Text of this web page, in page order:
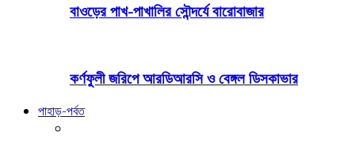
বাওড়ের পাখ-পাখালির সৌন্দর্যে বারোবাজার
কর্ণফুলী জরিপে আরডিআরসি ও বেঙ্গল ডিসকাভার
পাহাড়-পর্বত